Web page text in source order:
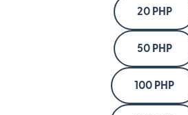
20 PHP
50 PHP
100 PHP